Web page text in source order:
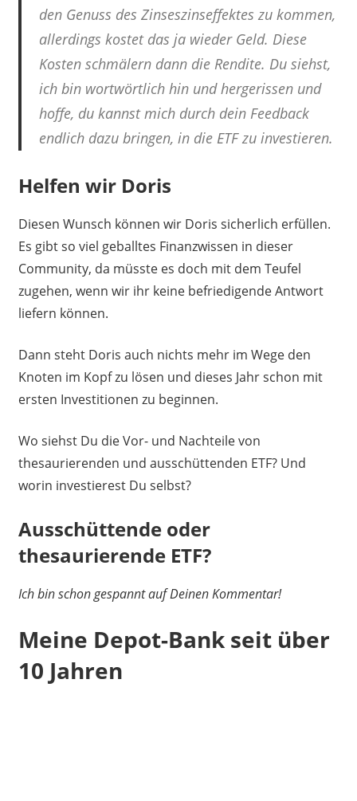
den Genuss des Zinseszinseffektes zu kommen,
allerdings kostet das ja wieder Geld. Diese
Kosten schmälern dann die Rendite. Du siehst,
ich bin wortwörtlich hin und hergerissen und
hoffe, du kannst mich durch dein Feedback
endlich dazu bringen, in die ETF zu investieren.
Helfen wir Doris
Diesen Wunsch können wir Doris sicherlich erfüllen.
Es gibt so viel geballtes Finanzwissen in dieser
Community, da müsste es doch mit dem Teufel
zugehen, wenn wir ihr keine befriedigende Antwort
liefern können.
Dann steht Doris auch nichts mehr im Wege den
Knoten im Kopf zu lösen und dieses Jahr schon mit
ersten Investitionen zu beginnen.
Wo siehst Du die Vor- und Nachteile von
thesaurierenden und ausschüttenden ETF? Und
worin investierest Du selbst?
Ausschüttende oder
thesaurierende ETF?
Ich bin schon gespannt auf Deinen Kommentar!
Meine Depot-Bank seit über
10 Jahren